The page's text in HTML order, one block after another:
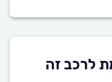
לרכב זה